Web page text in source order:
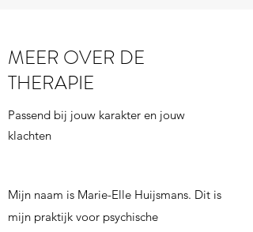
MEER OVER DE
THERAPIE
Passend bij jouw karakter en jouw
klachten
Mijn naam is Marie-Elle Huijsmans. Dit is
mijn praktijk voor psychische